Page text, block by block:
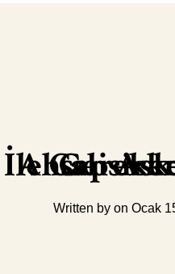
Ahsap Aski Ureticileri İle
Written by on Ocak